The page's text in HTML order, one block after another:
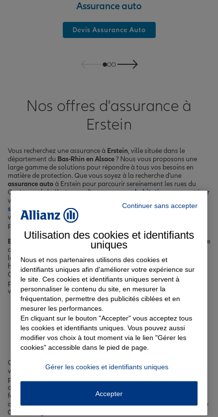
Assurance auto
Devis Assurance Auto
Nos offres d'assurance à
Erstein
Vous recherchez une assurance à Erstein, ville située dans le
département du Bas-Rhin en Alsace? Nous vous proposons une
large gamme de solutions pour répondre à tous vos besoins en
matière de protection. Que vous soyez à la recherche d'une
assurance auto à Erstein pour parcourir sereinement les rues du
Centre ou de la Krutenau, d'uneassurance habitationpour protéger
votre logement près du Parc de la Ganzau, d'une
santépour prendre soin de vous et de vos proches, d'une assurance
vie pour préparer l'avenir ou encore d'une
pour sécuriser votre prêt immobilier, nous avons ce qu'il vous faut.
Erstein
, ville de plus de 10 000 habitants nichée au cœur de la plaine
d'Alsace, bénéficie d'un climat semi-continental propice aux balades
le long de l'Ill. Que vous vous promeniez dans le centre-ville
historique ou que vous profitiez des espaces verts comme le Parc du
Château, il est essentiel de se sentir protégé au quotidien. C'est
pourquoi nous mettons à votre disposition des offres adaptées à
votre profil et à votre mode de vie à Erstein.
Votre assurance auto, moto
ou scooter à Erstein
Circuler à Erstein nécessite d'être bien assuré, que vous rouliez en
voiture, à moto ou en scooter. Les routes alsaciennes peuvent
parfois réserver des surprises, entre les intempéries hivernales et la
densité du trafic aux heures de pointe. Nous vous proposons des
formules d'
assurance auto à Ersteinqui s'ajustent à vos habitudes
de conduite et à votre véhicule, avec des options comme l'assistance
0 km ou la garantie du conducteur.
Continuer sans accepter
Utilisation des cookies et identifiants
uniques
Nous et nos partenaires utilisons des cookies et
identifiants uniques afin d'améliorer votre expérience sur
le site. Ces cookies et identifiants uniques servent à
personnaliser le contenu du site, en mesurer la
fréquentation, permettre des publicités ciblées et en
mesurer les performances.
En cliquant sur le bouton "Accepter" vous acceptez tous
les cookies et identifiants uniques. Vous pouvez aussi
modifier vos choix à tout moment via le lien "Gérer les
cookies" accessible dans le pied de page.
Gérer les cookies et identifiants uniques
Accepter